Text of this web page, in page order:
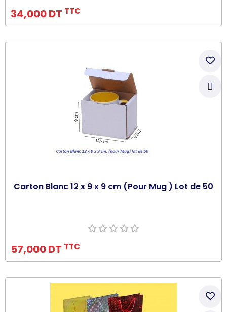
34,000 DT TTC
Carton Blanc 12 x 9 x 9 cm (Pour Mug ) Lot de 50
57,000 DT TTC
Ajouter au panier